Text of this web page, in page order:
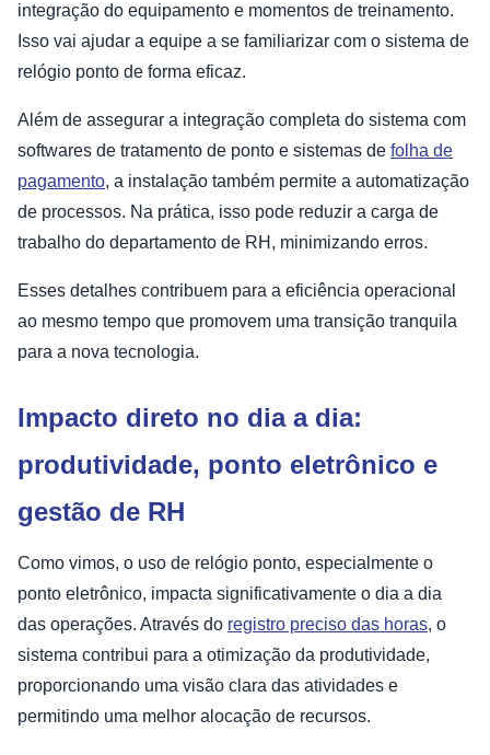
integração do equipamento e momentos de treinamento.
Isso vai ajudar a equipe a se familiarizar com o sistema de
relógio ponto de forma eficaz.
Além de assegurar a integração completa do sistema com
softwares de tratamento de ponto e sistemas de folha de
pagamento, a instalação também permite a automatização
de processos. Na prática, isso pode reduzir a carga de
trabalho do departamento de RH, minimizando erros.
Esses detalhes contribuem para a eficiência operacional
ao mesmo tempo que promovem uma transição tranquila
para a nova tecnologia.
Impacto direto no dia a dia:
produtividade, ponto eletrônico e
gestão de RH
Como vimos, o uso de relógio ponto, especialmente o
ponto eletrônico, impacta significativamente o dia a dia
das operações. Através do registro preciso das horas, o
sistema contribui para a otimização da produtividade,
proporcionando uma visão clara das atividades e
permitindo uma melhor alocação de recursos.